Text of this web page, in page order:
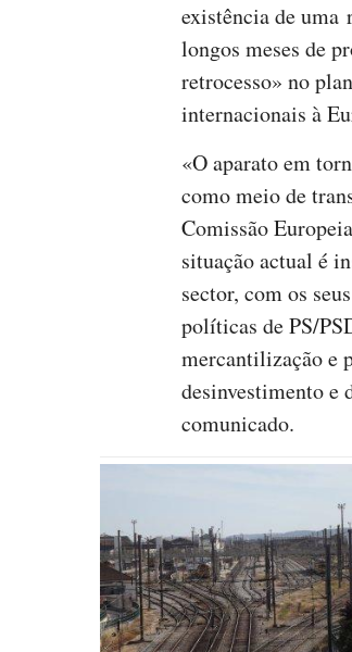
existência de uma
longos meses de
retrocesso» no
internacionais à
«O aparato em
como meio de
Comissão
situação actual é
sector, com os
políticas de PS/
mercantilização e
desinvestimento e
comunicado.